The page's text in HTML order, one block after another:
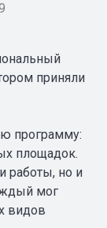
приняли
программу:
площадок.
работы, но и
мог
видов